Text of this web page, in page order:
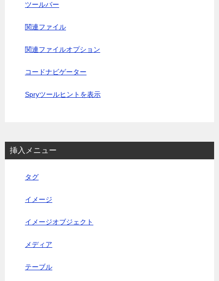
ツールバー
関連ファイル
関連ファイルオプション
コードナビゲーター
Spryツールヒントを表示
挿入メニュー
タグ
イメージ
イメージオブジェクト
メディア
テーブル